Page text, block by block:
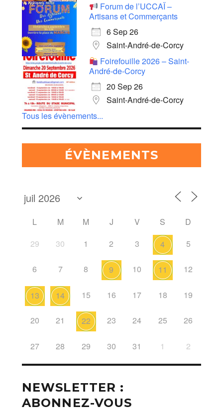
Forum de l’UCCAÏ –
Artisans et Commerçants
6 Sep 26
Saint-André-de-Corcy
Foirefouille 2026 – Saint-
André-de-Corcy
20 Sep 26
Saint-André-de-Corcy
Tous les évènements...
ÉVÈNEMENTS
L M M J V S
D
29
30 1 2 3 4 5
6 7 8 9 10 11 12
13 14 15 16 17 18 19
20 21 22 23 24 25 26
27 28 29 30 31 1 2
NEWSLETTER :
ABONNEZ-VOUS